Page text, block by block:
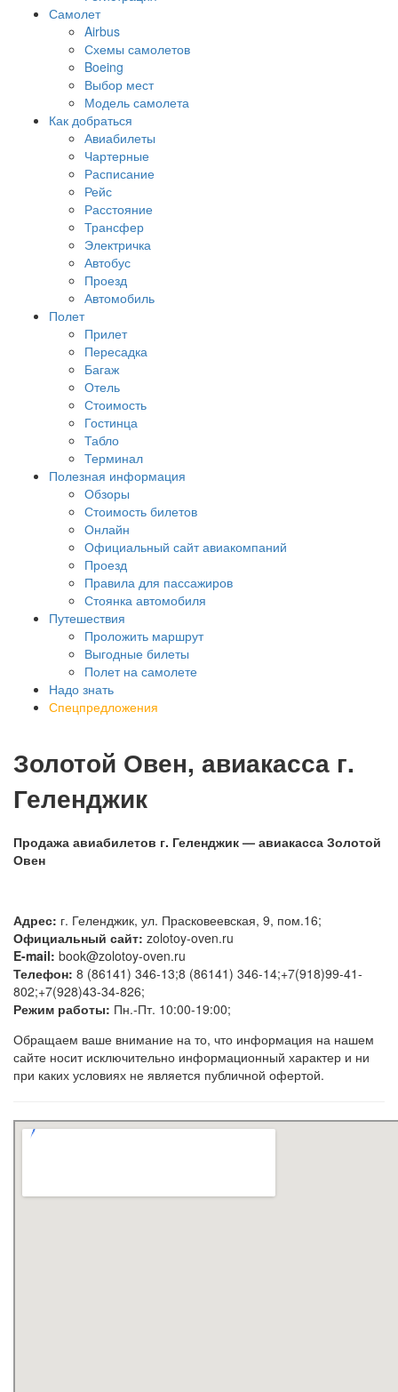
Самолет
Airbus
Схемы самолетов
Boeing
Выбор мест
Модель самолета
Как добраться
Авиабилеты
Чартерные
Расписание
Рейс
Расстояние
Трансфер
Электричка
Автобус
Проезд
Автомобиль
Полет
Прилет
Пересадка
Багаж
Отель
Стоимость
Гостинца
Табло
Терминал
Полезная информация
Обзоры
Стоимость билетов
Онлайн
Официальный сайт авиакомпаний
Проезд
Правила для пассажиров
Стоянка автомобиля
Путешествия
Проложить маршрут
Выгодные билеты
Полет на самолете
Надо знать
Спецпредложения
Золотой Овен, авиакасса г.
Геленджик
Продажа авиабилетов г. Геленджик — авиакасса Золотой
Овен
Адрес: г. Геленджик, ул. Прасковеевская, 9, пом.16;
Официальный сайт: zolotoy-oven.ru
E-mail: book@zolotoy-oven.ru
Телефон: 8 (86141) 346-13;8 (86141) 346-14;+7(918)99-41-
802;+7(928)43-34-826;
Режим работы: Пн.-Пт. 10:00-19:00;
Обращаем ваше внимание на то, что информация на нашем
сайте носит исключительно информационный характер и ни
при каких условиях не является публичной офертой.